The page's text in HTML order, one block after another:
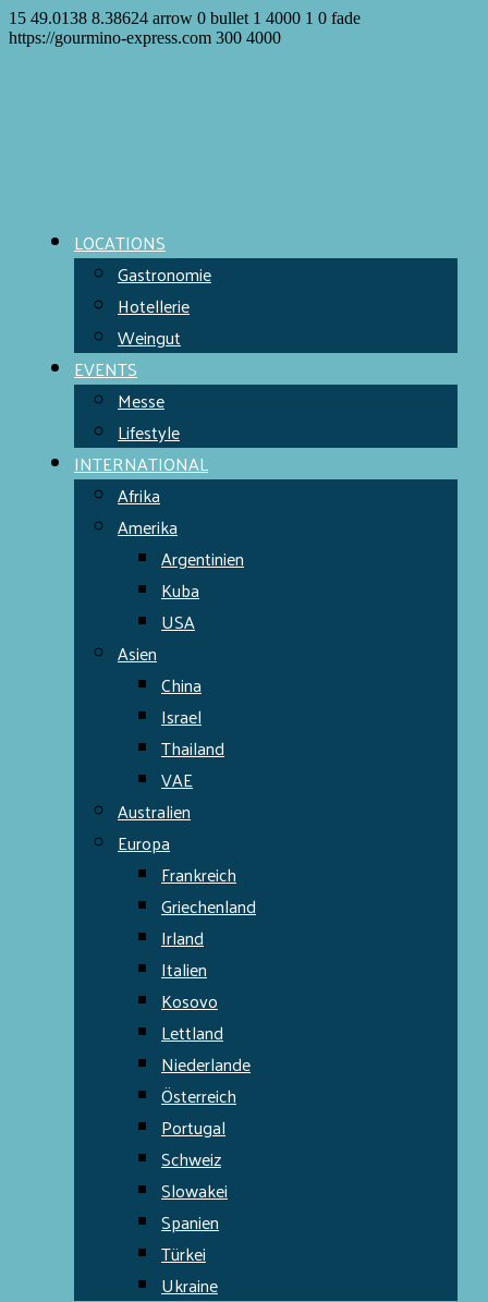
15 49.0138 8.38624 arrow 0 bullet 1 4000 1 0 fade
https://gourmino-express.com 300 4000
LOCATIONS
Gastronomie
Hotellerie
Weingut
EVENTS
Messe
Lifestyle
INTERNATIONAL
Afrika
Amerika
Argentinien
Kuba
USA
Asien
China
Israel
Thailand
VAE
Australien
Europa
Frankreich
Griechenland
Irland
Italien
Kosovo
Lettland
Niederlande
Österreich
Portugal
Schweiz
Slowakei
Spanien
Türkei
Ukraine